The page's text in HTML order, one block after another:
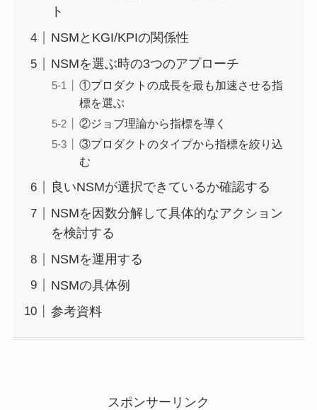
ト
NSMとKGI/KPIの関係性
NSMを選ぶ時の3つのアプローチ
①プロダクトの成長を最も加速させる指
標を選ぶ
②ジョブ理論から指標を導く
③プロダクトのタイプから指標を絞り込
む
良いNSMが選択できているか確認する
NSMを因数分解して具体的なアクション
を検討する
NSMを運用する
NSMの具体例
参考資料
スポンサーリンク